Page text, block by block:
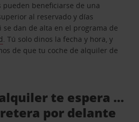
pueden beneficiarse de una
al reservado y días
dan de alta en el programa de
. Tú solo dinos la fecha y hora, y
de que tu coche de alquiler de
te espera …
por delante